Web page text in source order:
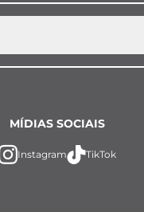
MÍDIAS SOCIAIS
Instagram TikTok